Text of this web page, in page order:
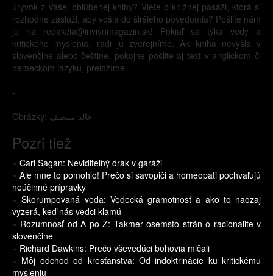
úryvok z Vašej obľúbenej knihy? Viete o knižnej pasáži, ktorá si
rozhodne zaslúži, aby vošla do širšieho povedomia? Pošlite nám
ju na redakcia@invivomagazin.sk! Pokiaľ sa týka vedy a
kritického myslenia, radi ju zverejníme. Ak kniha nevyšla v
slovenčine alebo češtine, pokojne pošlite aj text v anglickom či
nemeckom jazyku, preložíme.
-
Obrázky: خالد منتصف
Pozri tiež
» Carl Sagan: Neviditeľný drak v garáži
» Ale mne to pomohlo! Prečo si savopiči a homeopati pochvaľujú
neúčinné prípravky
»Skorumpovaná veda: Vedecká gramotnosť a ako to naozaj
vyzerá, keď nás vedci klamú
» Rozumnosť od A po Z: Takmer osemsto strán o racionalite v
slovenčine
» Richard Dawkins: Prečo vševedúci bohovia mlčali
» Môj odchod od kresťanstva: Od indoktrinácie ku kritickému
mysleniu